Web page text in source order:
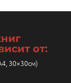
от:
30×30см)